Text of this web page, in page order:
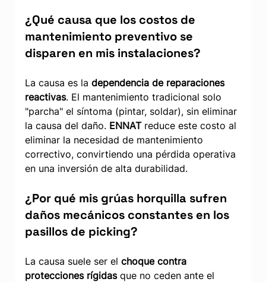
¿Qué causa que los costos de
mantenimiento preventivo se
disparen en mis instalaciones?
La causa es la dependencia de reparaciones
reactivas. El mantenimiento tradicional solo
"parcha" el síntoma (pintar, soldar), sin eliminar
la causa del daño. ENNAT reduce este costo al
eliminar la necesidad de mantenimiento
correctivo, convirtiendo una pérdida operativa
en una inversión de alta durabilidad.
¿Por qué mis grúas horquilla sufren
daños mecánicos constantes en los
pasillos de picking?
La causa suele ser el choque contra
protecciones rígidas que no ceden ante el